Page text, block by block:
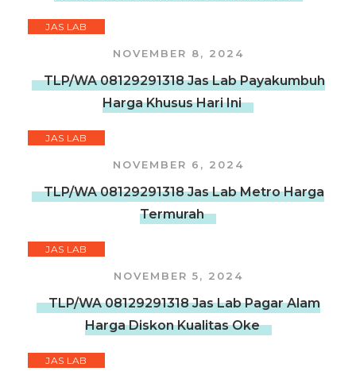
JAS LAB
NOVEMBER 8, 2024
TLP/WA 08129291318 Jas Lab Payakumbuh
Harga Khusus Hari Ini
JAS LAB
NOVEMBER 6, 2024
TLP/WA 08129291318 Jas Lab Metro Harga
Termurah
JAS LAB
NOVEMBER 5, 2024
TLP/WA 08129291318 Jas Lab Pagar Alam
Harga Diskon Kualitas Oke
JAS LAB